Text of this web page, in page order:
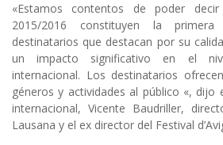
«Estamos contentos de poder
2015/2016 constituyen la
destinatarios que destacan por su
un impacto significativo en el
internacional. Los destinatarios
géneros y actividades al público «, dijo
internacional, Vicente Baudriller,
Lausana y el ex director del Festival